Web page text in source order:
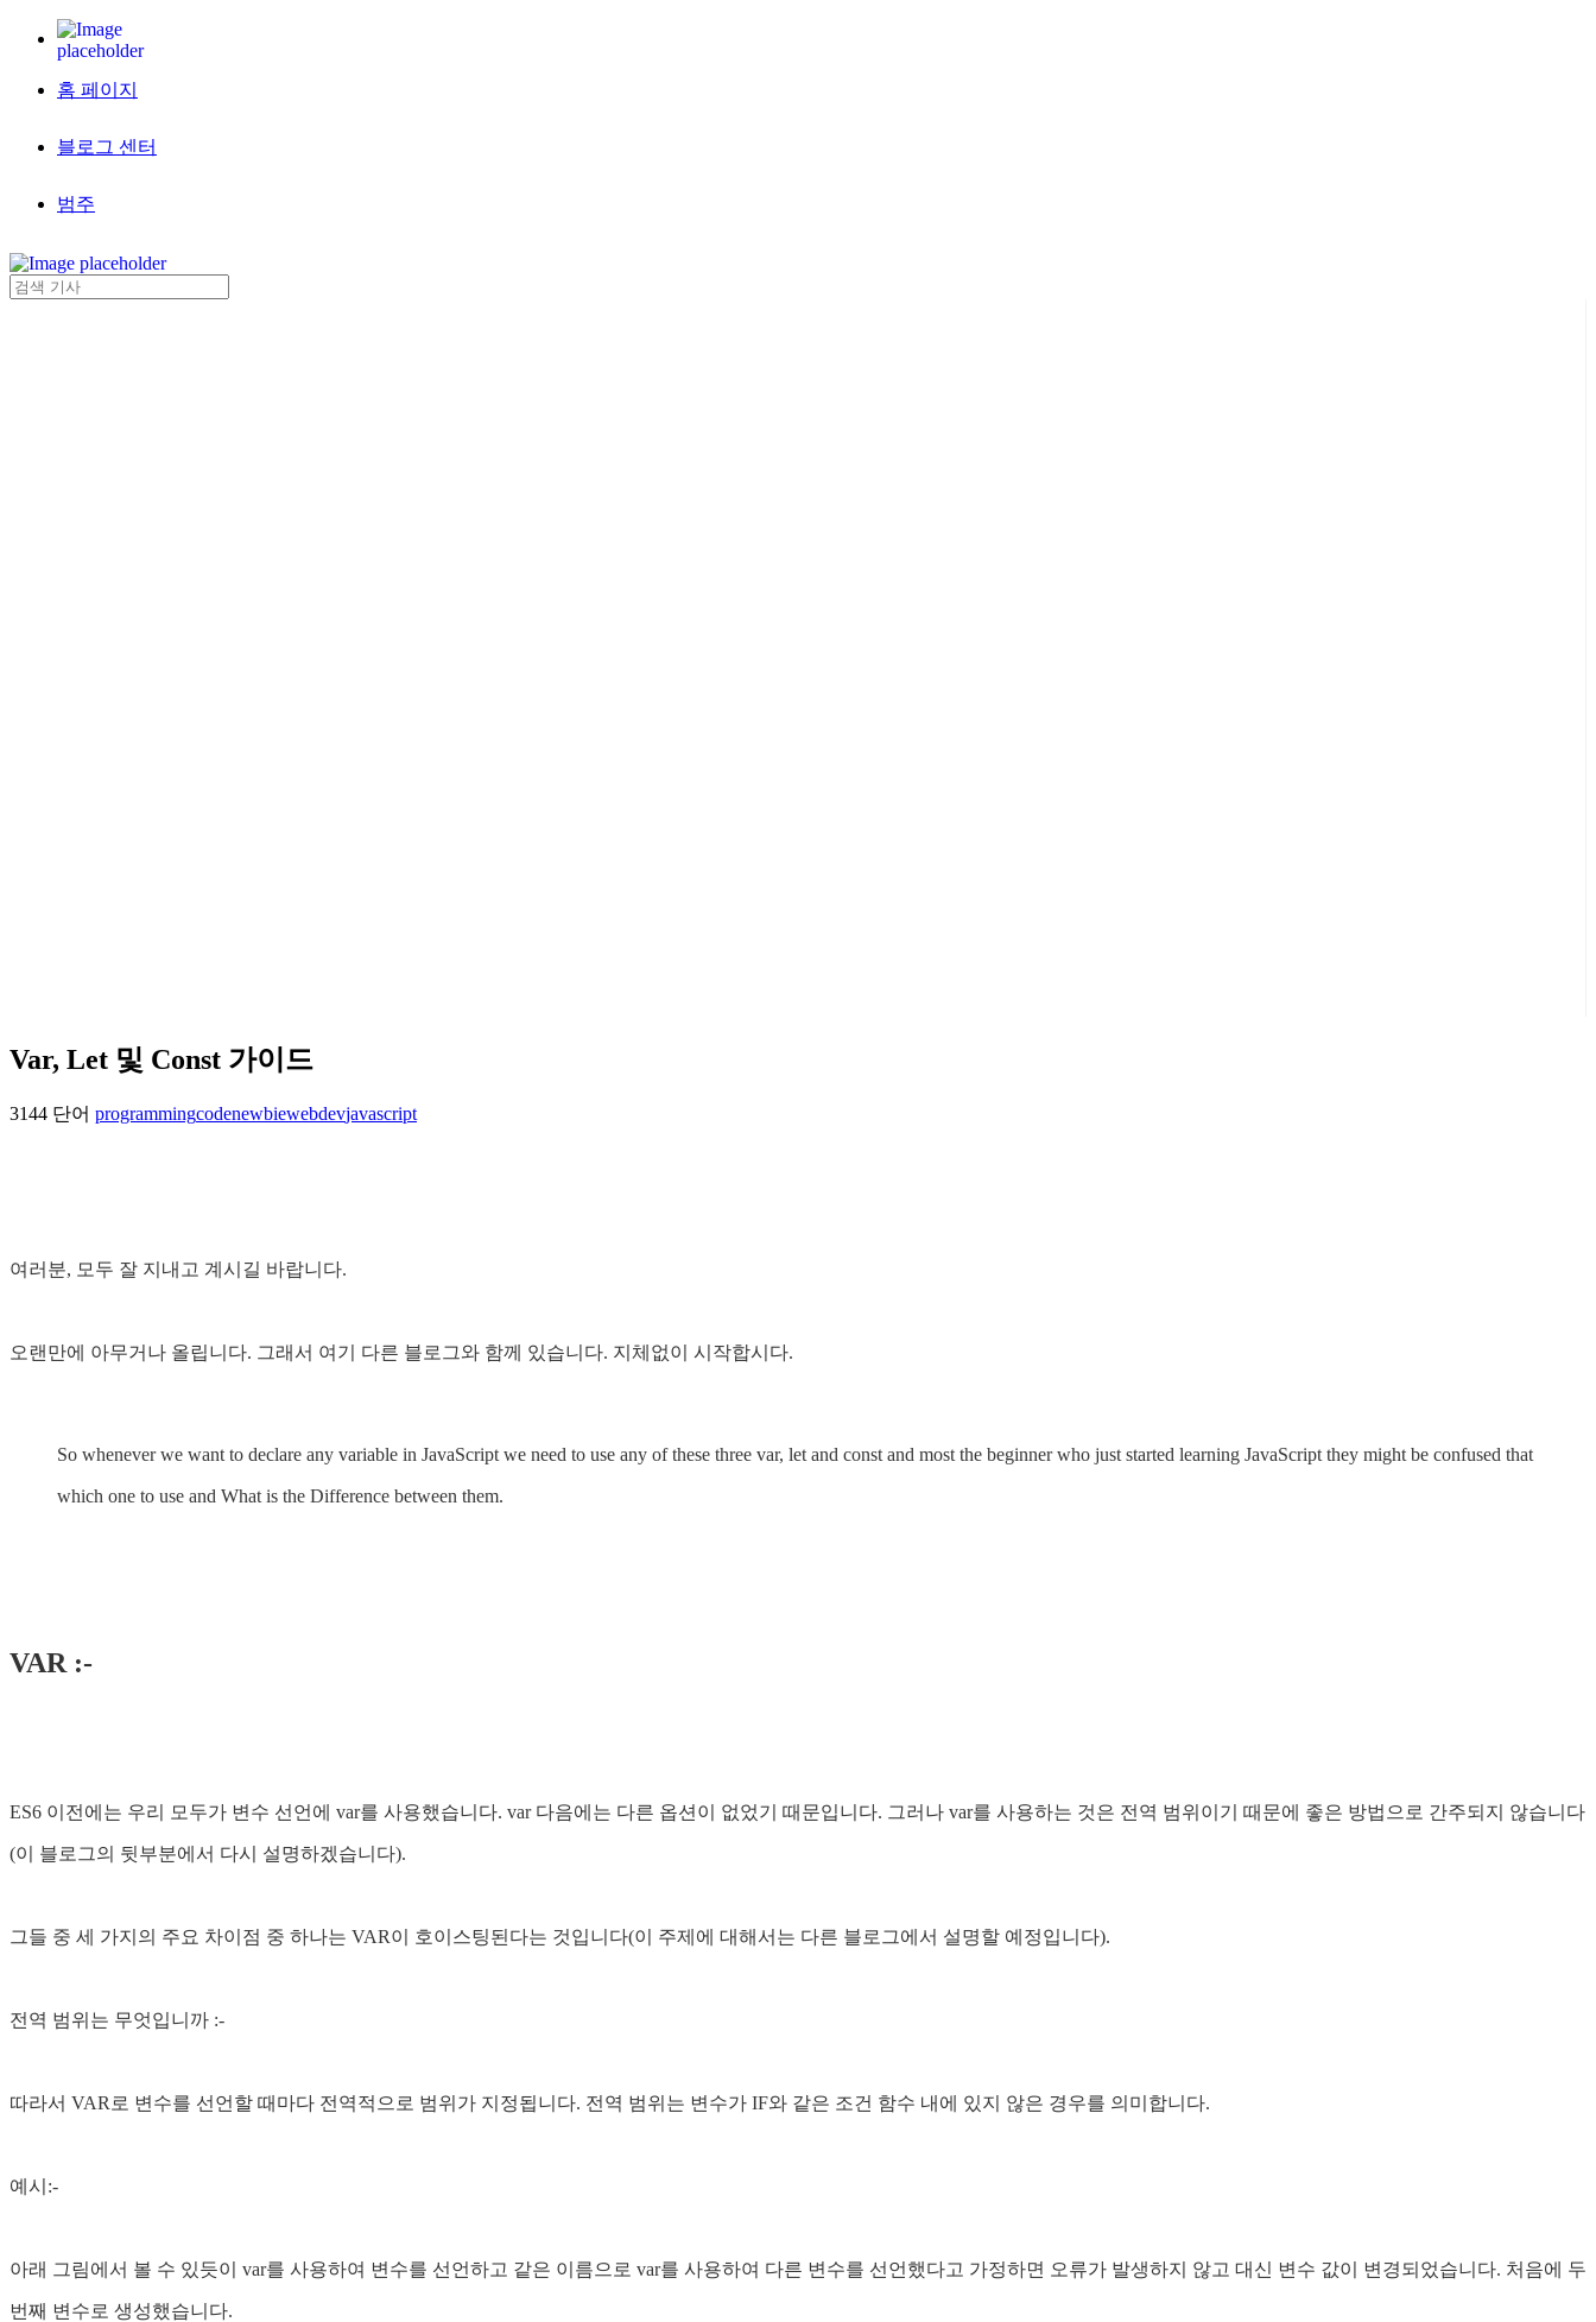
홈 페이지
블로그 센터
범주
Var, Let 및 Const 가이드
3144 단어 programmingcodenewbiewebdevjavascript
여러분, 모두 잘 지내고 계시길 바랍니다.
오랜만에 아무거나 올립니다. 그래서 여기 다른 블로그와 함께 있습니다. 지체없이 시작합시다.
So whenever we want to declare any variable in JavaScript we need to use any of these three var, let and const and most the beginner who just started learning JavaScript they might be confused that
which one to use and What is the Difference between them.
VAR :-
ES6 이전에는 우리 모두가 변수 선언에 var를 사용했습니다. var 다음에는 다른 옵션이 없었기 때문입니다. 그러나 var를 사용하는 것은 전역 범위이기 때문에 좋은 방법으로 간주되지 않습니다
(이 블로그의 뒷부분에서 다시 설명하겠습니다).
그들 중 세 가지의 주요 차이점 중 하나는 VAR이 호이스팅된다는 것입니다(이 주제에 대해서는 다른 블로그에서 설명할 예정입니다).
전역 범위는 무엇입니까 :-
따라서 VAR로 변수를 선언할 때마다 전역적으로 범위가 지정됩니다. 전역 범위는 변수가 IF와 같은 조건 함수 내에 있지 않은 경우를 의미합니다.
예시:-
아래 그림에서 볼 수 있듯이 var를 사용하여 변수를 선언하고 같은 이름으로 var를 사용하여 다른 변수를 선언했다고 가정하면 오류가 발생하지 않고 대신 변수 값이 변경되었습니다. 처음에 두
번째 변수로 생성했습니다.